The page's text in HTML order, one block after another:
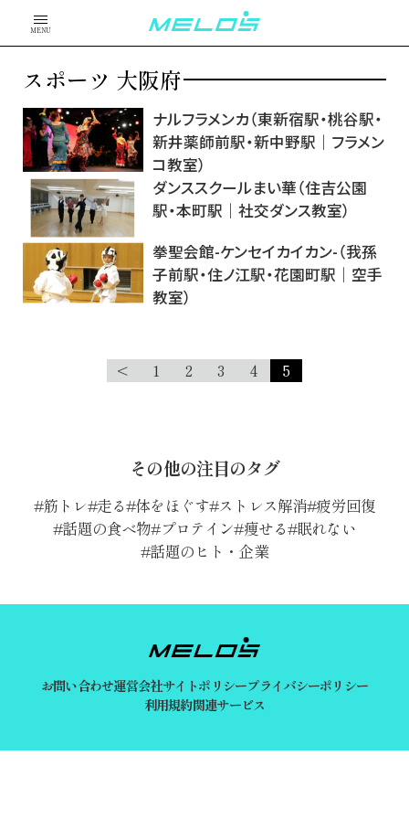
MENU
スポーツ 大阪府
ナルフラメンカ（東新宿駅・桃谷駅・
新井薬師前駅・新中野駅｜フラメン
コ教室）
ダンススクールまい華（住吉公園
駅・本町駅｜社交ダンス教室）
拳聖会館-ケンセイカイカン-（我孫
子前駅・住ノ江駅・花園町駅｜空手
教室）
< 1 2 3 4 5
その他の注目のタグ
筋トレ 走る 体をほぐす ストレス解消 疲労回復
話題の食べ物 プロテイン 痩せる 眠れない
話題のヒト・企業
お問い合わせ運営会社サイトポリシープライバシーポリシー
利用規約関連サービス